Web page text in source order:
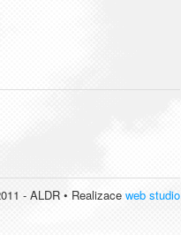
- ALDR • Realizace web studio